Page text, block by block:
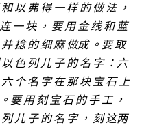
和 以 弗 得 一 样 的 做 法 ，
连 一 块 ， 要 用 金 线 和 蓝
并 捻 的 细 麻 做成 。要 取
以 色 列 儿 子 的 名 字 ：六
六 个 名 字 在 那 块 宝 石 上
。要 用 刻 宝 石 的 手 工 ，
列 儿 子 的 名 字 ， 刻 这两